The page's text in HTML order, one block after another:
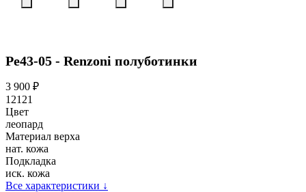
Ре43-05 - Renzoni полуботинки
3 900 ₽
12121
Цвет
леопард
Материал верха
нат. кожа
Подкладка
иск. кожа
Все характеристики ↓